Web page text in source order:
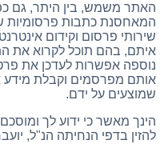
האתר משמש, בין היתר, גם
המאחסנת כתבות פרסומיות
שירותי פרסום וקידום
איתם, בהם תוכל לקרוא את
נוספה אפשרות לעדכן את
אותם מפרסמים וקבלת מידע
שמוצעים על ידם.
הינך מאשר כי ידוע לך
להזין בדפי הנחיתה הנ"ל,